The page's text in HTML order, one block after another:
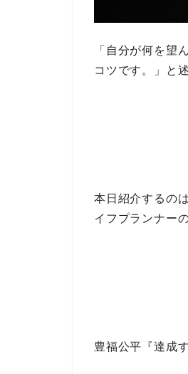
「自分が何を望
コツです。」
と
本日紹介するの
イフプランナー
豊福公平『達成